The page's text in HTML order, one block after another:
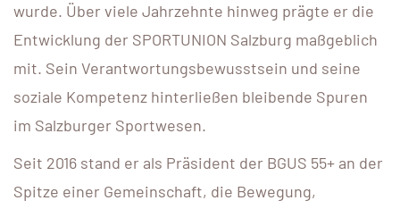
wurde. Über viele Jahrzehnte hinweg prägte er die
Entwicklung der SPORTUNION Salzburg maßgeblich
mit. Sein Verantwortungsbewusstsein und seine
soziale Kompetenz hinterließen bleibende Spuren
im Salzburger Sportwesen.
Seit 2016 stand er als Präsident der BGUS 55+ an der
Spitze einer Gemeinschaft, die Bewegung,